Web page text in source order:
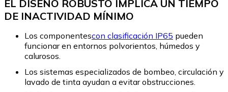
EL DISEÑO ROBUSTO IMPLICA UN TIEMPO
DE INACTIVIDAD MÍNIMO
Los componentescon clasificación IP65 pueden
funcionar en entornos polvorientos, húmedos y
calurosos.
Los sistemas especializados de bombeo, circulación y
lavado de tinta ayudan a evitar obstrucciones.